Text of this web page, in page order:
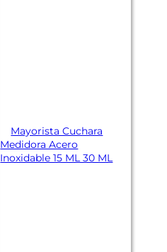
Mayorista Cuchara
Medidora Acero
Inoxidable 15 ML 30 ML